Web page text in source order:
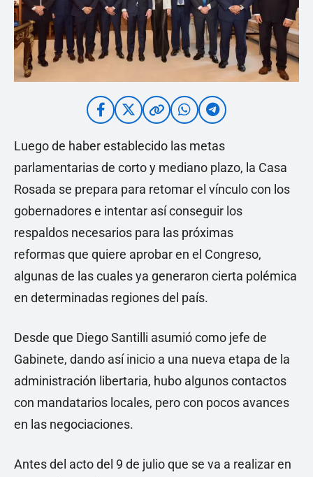
Luego de haber establecido las metas
parlamentarias de corto y mediano plazo, la Casa
Rosada se prepara para retomar el vínculo con los
gobernadores e intentar así conseguir los
respaldos necesarios para las próximas
reformas que quiere aprobar en el Congreso,
algunas de las cuales ya generaron cierta polémica
en determinadas regiones del país.
Desde que Diego Santilli asumió como jefe de
Gabinete, dando así inicio a una nueva etapa de la
administración libertaria, hubo algunos contactos
con mandatarios locales, pero con pocos avances
en las negociaciones.
Antes del acto del 9 de julio que se va a realizar en